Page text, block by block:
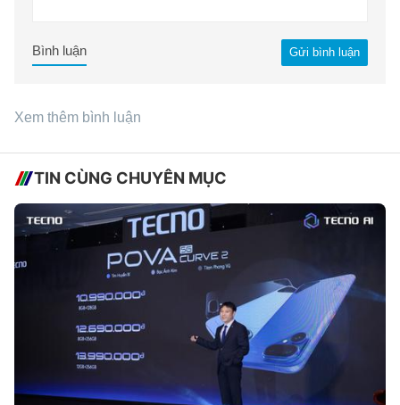
Gửi bình luận
Bình luận
Xem thêm bình luận
TIN CÙNG CHUYÊN MỤC